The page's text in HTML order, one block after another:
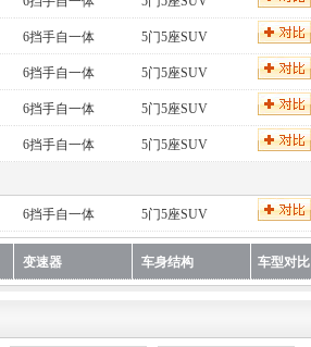
6挡手自一体 5门5座SUV
6挡手自一体 5门5座SUV
6挡手自一体 5门5座SUV
6挡手自一体 5门5座SUV
6挡手自一体 5门5座SUV
变速器 车身结构 车型对比